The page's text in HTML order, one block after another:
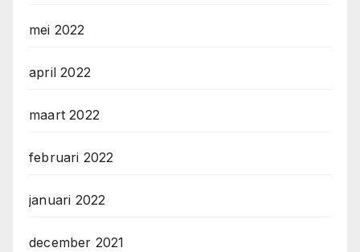
mei 2022
april 2022
maart 2022
februari 2022
januari 2022
december 2021